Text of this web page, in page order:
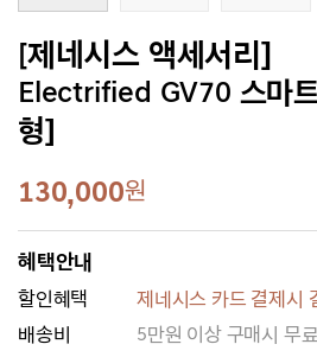
[제네시스 액세서리]
Electrified GV70 스마
형]
130,000원
혜택안내
할인혜택
제네시스 카드 결제시
배송비
5만원 이상 구매시 무료